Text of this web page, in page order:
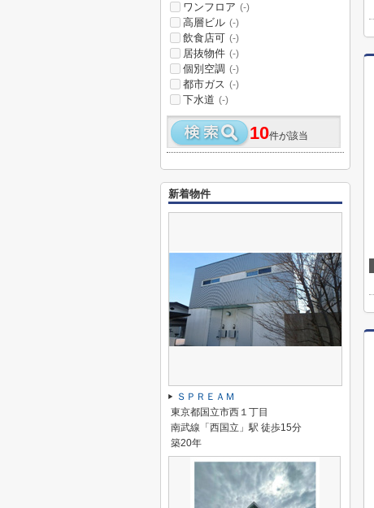
ワンフロア (-)
高層ビル (-)
飲食店可 (-)
居抜物件 (-)
個別空調 (-)
都市ガス (-)
下水道 (-)
10件が該当
新着物件
ＳＰＲＥＡＭ
東京都国立市西１丁目
南武線「西国立」駅 徒歩15分
築20年